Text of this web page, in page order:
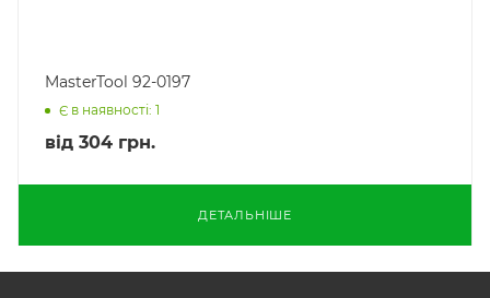
MasterTool 92-0197
Є в наявності: 1
від 304 грн.
ДЕТАЛЬНІШЕ